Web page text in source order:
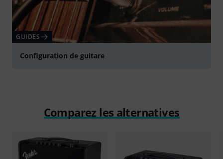
GUIDES
Configuration de guitare
Comparez les alternatives